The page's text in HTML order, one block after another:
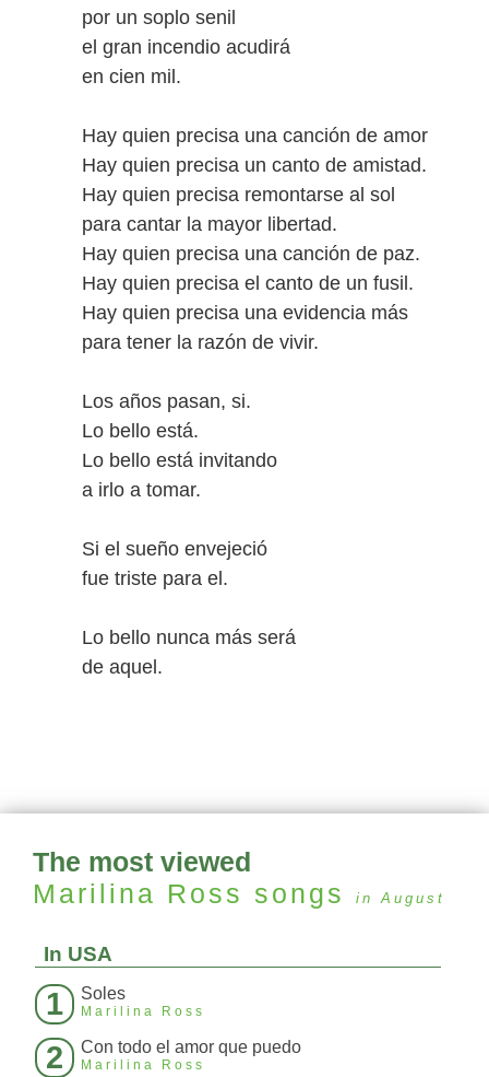
por un soplo senil
el gran incendio acudirá
en cien mil.
Hay quien precisa una canción de amor
Hay quien precisa un canto de amistad.
Hay quien precisa remontarse al sol
para cantar la mayor libertad.
Hay quien precisa una canción de paz.
Hay quien precisa el canto de un fusil.
Hay quien precisa una evidencia más
para tener la razón de vivir.
Los años pasan, si.
Lo bello está.
Lo bello está invitando
a irlo a tomar.
Si el sueño envejeció
fue triste para el.
Lo bello nunca más será
de aquel.
The most viewed
Marilina Ross songs in August
In USA
1 Soles
Marilina Ross
2 Con todo el amor que puedo
Marilina Ross